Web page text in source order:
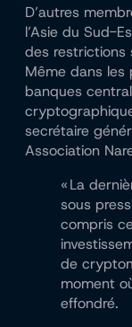
D’autres
l’Asie du Sud-
des restrictions
Même dans les
banques
secrétaire
Association
« La
sous
compris
de
moment
effondré.